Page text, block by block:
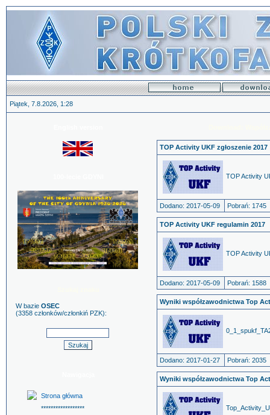
Piątek, 7.8.2026, 1:28
W bazie OSEC
(3358 członków/członkiń PZK):
Strona główna
******************
TOP Activity UKF zgłoszenie 2017
TOP Activity
Dodano: 2017-05-09 Pobrań: 1745
TOP Activity UKF regulamin 2017
TOP Activity
Dodano: 2017-05-09 Pobrań: 1588
Wyniki współzawodnictwa Top
Dodano: 2017-01-27 Pobrań: 2035
Wyniki współzawodnictwa Top